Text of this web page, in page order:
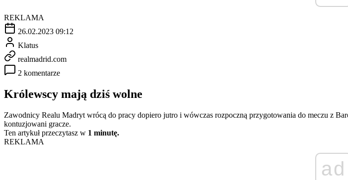
REKLAMA
26.02.2023 09:12
Klatus
realmadrid.com
2 komentarze
Królewscy mają dziś wolne
Zawodnicy Realu Madryt wrócą do pracy dopiero jutro i wówczas rozpoczną przygotowania do meczu z
kontuzjowani gracze.
Ten artykuł przeczytasz w 1 minutę.
REKLAMA
ad